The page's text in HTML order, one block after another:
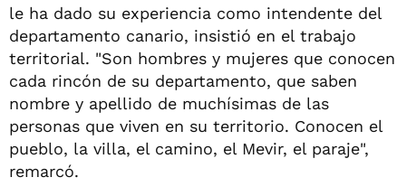
le ha dado su experiencia como intendente del
departamento canario, insistió en el trabajo
territorial. "Son hombres y mujeres que conocen
cada rincón de su departamento, que saben
nombre y apellido de muchísimas de las
personas que viven en su territorio. Conocen el
pueblo, la villa, el camino, el Mevir, el paraje",
remarcó.